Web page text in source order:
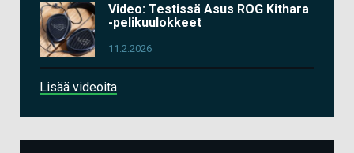
Video: Testissä Asus ROG Kithara
-pelikuulokkeet
11.2.2026
Lisää videoita